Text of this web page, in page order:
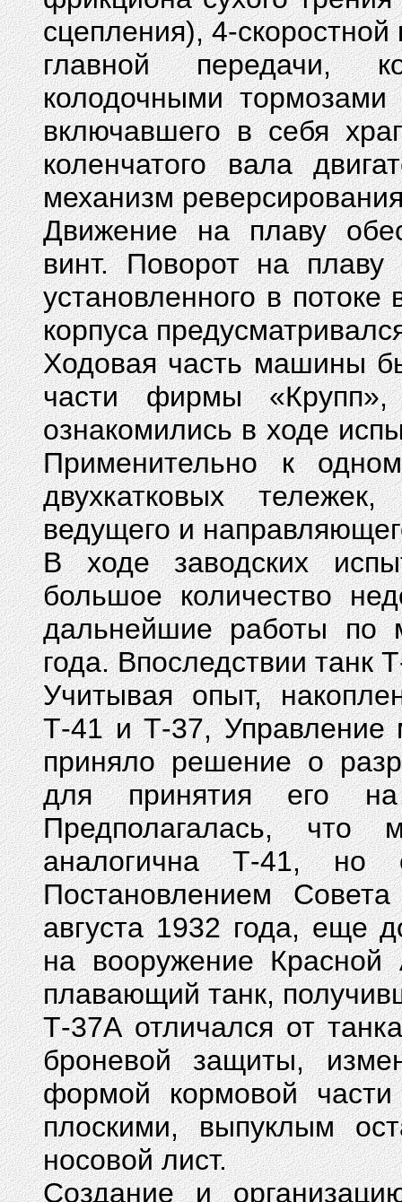
сцепления), 4-
главной передачи,
колодочными
включавшего в себя
коленчатого вала
механизм
Движение на плаву
винт. Поворот на
установленного в
корпуса
Ходовая часть машины
части фирмы «Крупп»,
ознакомились в ходе
Применительно к
двухкатковых
ведущего и
В ходе заводских
большое количество
дальнейшие работы по
года. Впоследствии танк
Учитывая опыт,
Т-41 и Т-37, Управление
приняло решение о
для принятия его
Предполагалась, что
аналогична Т-41, но
Постановлением
августа 1932 года, еще
на вооружение
плавающий танк,
Т-37А отличался от
броневой защиты,
формой кормовой
плоскими, выпуклым
носовой лист.
Создание и